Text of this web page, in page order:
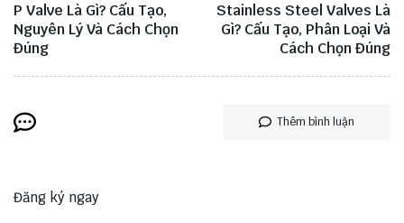
P Valve Là Gì? Cấu Tạo,
Nguyên Lý Và Cách Chọn
Đúng
Stainless Steel Valves Là
Gì? Cấu Tạo, Phân Loại Và
Cách Chọn Đúng
Thêm bình luận
Đăng ký ngay